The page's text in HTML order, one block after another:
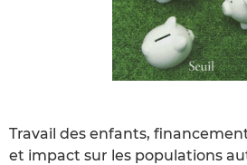
Travail des enfants,
et impact sur les populations